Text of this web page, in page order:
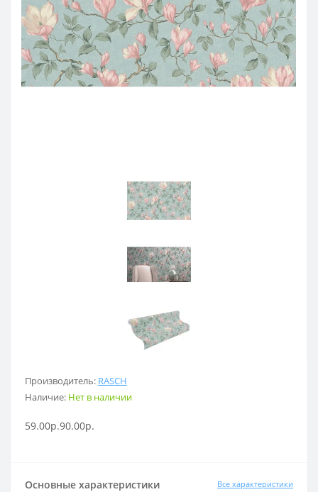
Производитель: RASCH
Наличие: Нет в наличии
59.00р.90.00р.
Основные характеристики Все характеристики